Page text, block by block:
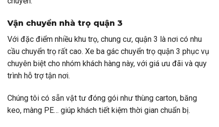
Vận chuyển nhà trọ quận 3
Với đặc điểm nhiều khu trọ, chung cư, quận 3 là nơi có nhu
cầu chuyển trọ rất cao. Xe ba gác chuyển trọ quận 3 phục vụ
chuyên biệt cho nhóm khách hàng này, với giá ưu đãi và quy
trình hỗ trợ tận nơi.
Chúng tôi có sẵn vật tư đóng gói như thùng carton, băng
keo, màng PE… giúp khách tiết kiệm thời gian chuẩn bị.